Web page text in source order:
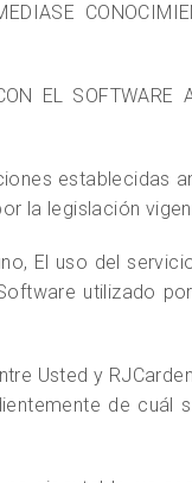
EL SOFTWARE
establecidas
la legislación
El uso del
utilizado
Usted y
de cuál